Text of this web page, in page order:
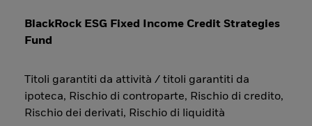
BlackRock ESG Fixed Income Credit Strategies
Fund
Titoli garantiti da attività / titoli garantiti da
ipoteca, Rischio di controparte, Rischio di credito,
Rischio dei derivati, Rischio di liquidità